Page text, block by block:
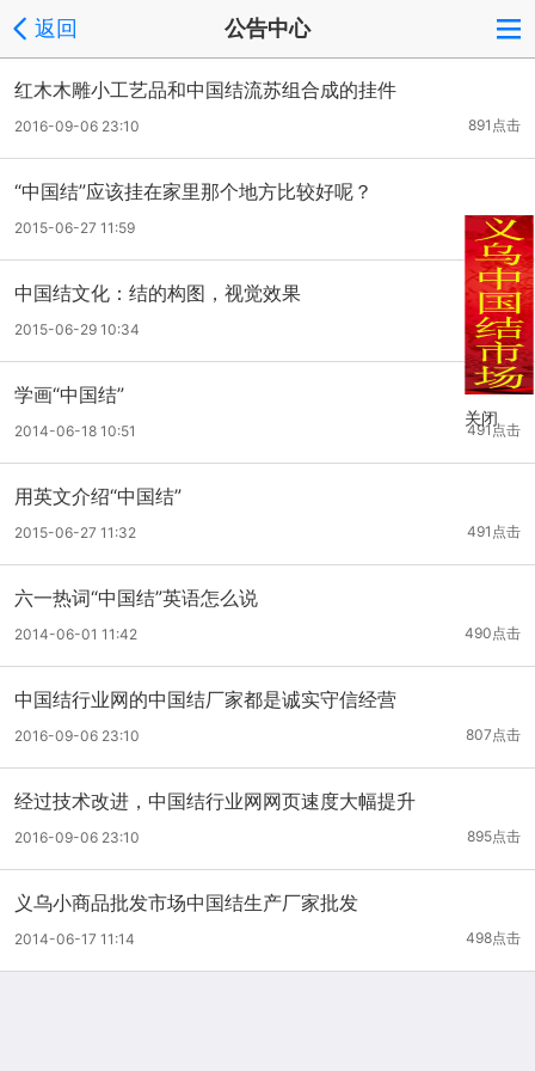
返回 公告中心
红木木雕小工艺品和中国结流苏组合成的挂件
891点击
2016-09-06 23:10
“中国结”应该挂在家里那个地方比较好呢？
781点击
2015-06-27 11:59
中国结文化：结的构图，视觉效果
453点击
2015-06-29 10:34
学画“中国结”
491点击
2014-06-18 10:51
用英文介绍“中国结”
491点击
2015-06-27 11:32
六一热词“中国结”英语怎么说
490点击
2014-06-01 11:42
中国结行业网的中国结厂家都是诚实守信经营
807点击
2016-09-06 23:10
经过技术改进，中国结行业网网页速度大幅提升
895点击
2016-09-06 23:10
义乌小商品批发市场中国结生产厂家批发
498点击
2014-06-17 11:14
关闭